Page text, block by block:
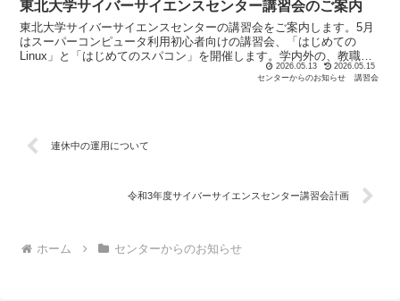
東北大学サイバーサイエンスセンター講習会のご案内
東北大学サイバーサイエンスセンターの講習会をご案内します。5月
はスーパーコンピュータ利用初心者向けの講習会、「はじめての
Linux」と「はじめてのスパコン」を開催します。学内外の、教職
員、学生、民間企業の方等どなたでも受講できます。多くのみ...
2026.05.13
2026.05.15
センターからのお知らせ
講習会
連休中の運用について
令和3年度サイバーサイエンスセンター講習会計画
ホーム センターからのお知らせ